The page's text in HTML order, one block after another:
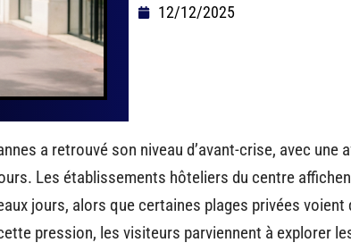
12/12/2025
a retrouvé son niveau d’avant-crise, avec une
Les établissements hôteliers du centre
jours, alors que certaines plages privées voient
pression, les visiteurs parviennent à explorer